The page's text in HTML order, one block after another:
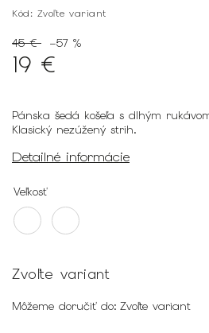
Kód: Zvoľte variant
45 € –57 %
19 €
Pánska šedá košeľa s dlhým
Klasický nezúžený strih.
Detailné informácie
Veľkosť
Zvoľte variant
Môžeme doručiť do: Zvoľte variant